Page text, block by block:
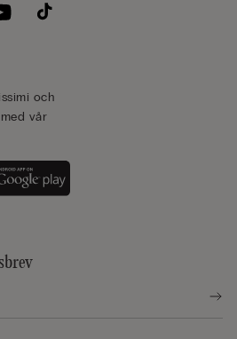
och
vår